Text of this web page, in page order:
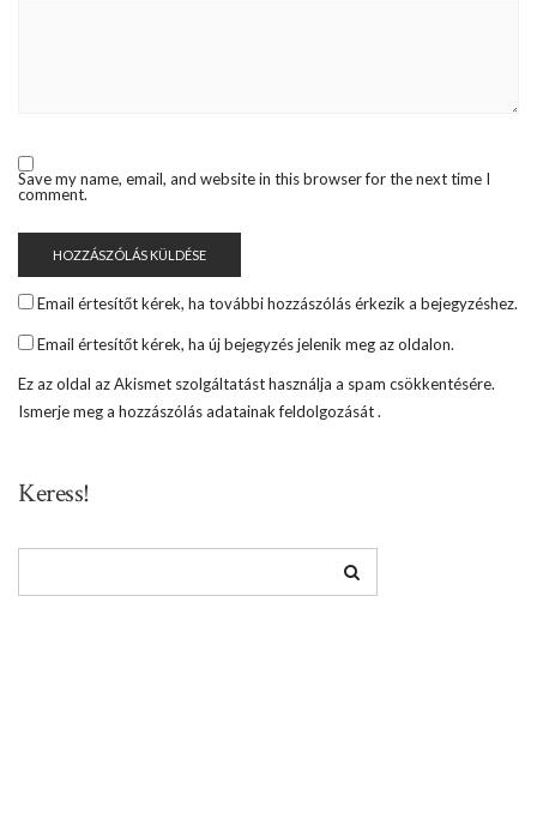
Save my name, email, and website in this browser for the next time I
comment.
Email értesítőt kérek, ha további hozzászólás érkezik a bejegyzéshez.
Email értesítőt kérek, ha új bejegyzés jelenik meg az oldalon.
Ez az oldal az Akismet szolgáltatást használja a spam csökkentésére.
Ismerje meg a hozzászólás adatainak feldolgozását.
Keress!